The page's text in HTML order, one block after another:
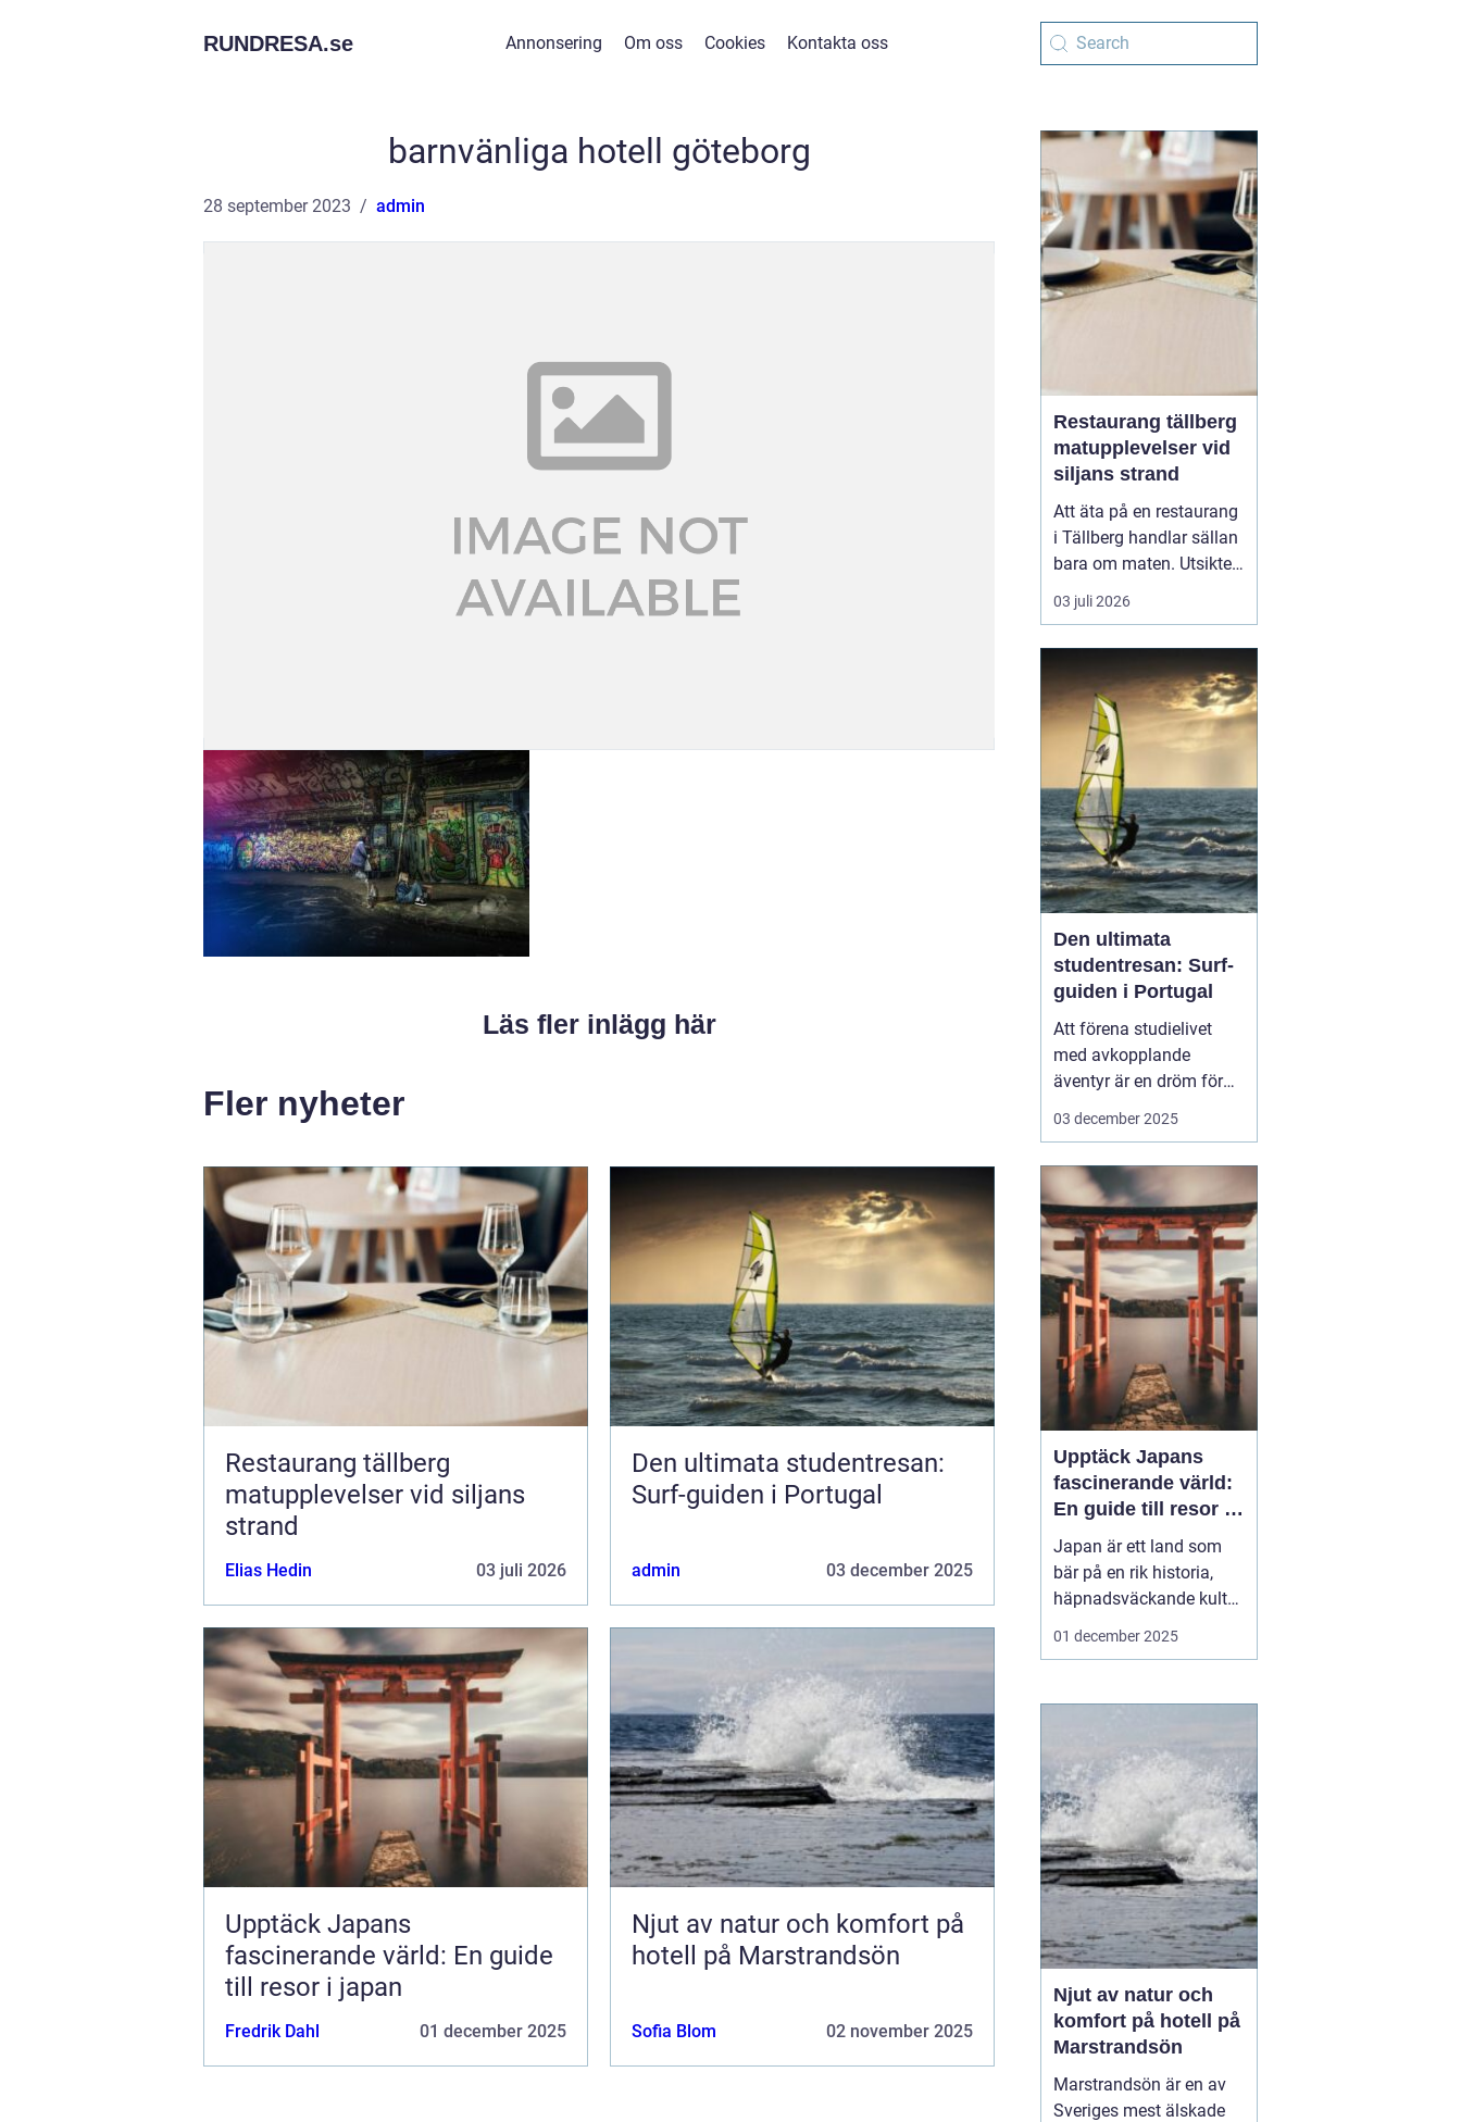
RUNDRESA.se Annonsering Om oss Cookies Kontakta oss
barnvänliga hotell göteborg
28 september 2023 admin
Läs fler inlägg här
Fler nyheter
Restaurang tällberg
matupplevelser vid siljans
strand
Elias Hedin 03 juli 2026
Den ultimata studentresan:
Surf-guiden i Portugal
admin 03 december 2025
Upptäck Japans
fascinerande värld: En guide
till resor i japan
Fredrik Dahl 01 december 2025
Njut av natur och komfort på
hotell på Marstrandsön
Sofia Blom 02 november 2025
Restaurang tällberg
matupplevelser vid
siljans strand
Att äta på en restaurang
i Tällberg handlar sällan
bara om maten. Utsikten
över Siljan, de faluröda
gårdarna och den tydliga
gör varje måltid till en
helhetsupplevelse.
Samtidigt har byn
utvecklats till ett litet
kulinariskt na...
03 juli 2026
Den ultimata
studentresan: Surf-
guiden i Portugal
Att förena studielivet
med avkopplande
äventyr är en dröm för
många studenter. Att ta
surf, sol och nya möten
kan vara just den
upplevelse som fyller
p&ar...
03 december 2025
Upptäck Japans
fascinerande värld:
En guide till resor i
japan
Japan är ett land som
bär på en rik historia,
häpnadsväckande kultur
och en unik blandning
lockar ständigt resenärer
önskar uppleva allt fr&...
01 december 2025
Njut av natur och
komfort på hotell på
Marstrandsön
Marstrandsön är en av
Sveriges mest älskade